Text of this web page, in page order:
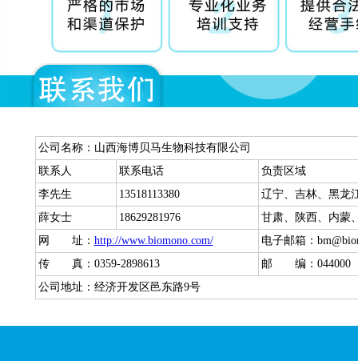
公司名称：山西海博贝马生物科技有限公司
联系人
联系电话
负责区域
李先生
13518113380
辽宁、吉林、黑龙
薛女士
18629281976
甘肃、陕西、内蒙
网 址： http://www.biomono.com/
电子邮箱：
传 真：0359-2898613
邮 编：044000
公司地址：经济开发区邑东路9号